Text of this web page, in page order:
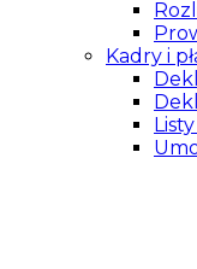
Kadry i